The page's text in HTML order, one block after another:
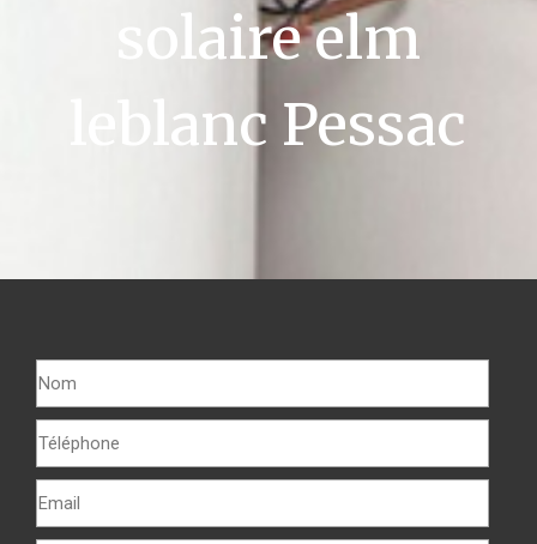
solaire elm
leblanc Pessac